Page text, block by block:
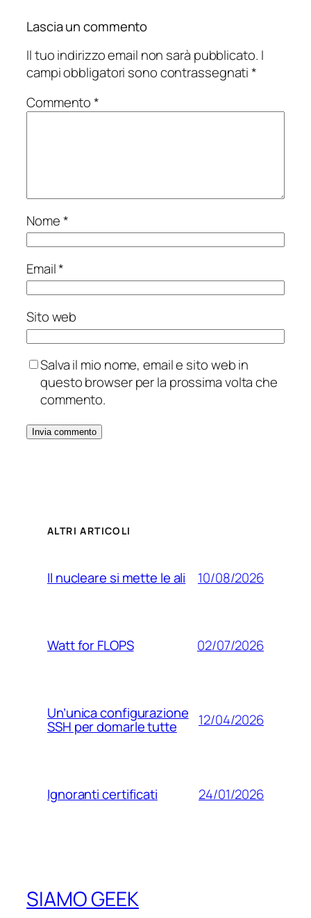
Lascia un commento
Il tuo indirizzo email non sarà pubblicato. I
campi obbligatori sono contrassegnati*
Commento*
Nome*
Email*
Sito web
Salva il mio nome, email e sito web in
questo browser per la prossima volta che
commento.
ALTRI ARTICOLI
Il nucleare si mette le ali 10/08/2026
Watt for FLOPS 02/07/2026
Un’unica configurazione
SSH per domarle tutte 12/04/2026
Ignoranti certificati 24/01/2026
SIAMO GEEK